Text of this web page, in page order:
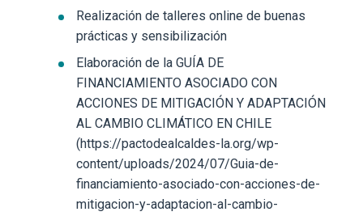
Realización de talleres online de buenas
prácticas y sensibilización
Elaboración de la GUÍA DE
FINANCIAMIENTO ASOCIADO CON
ACCIONES DE MITIGACIÓN Y ADAPTACIÓN
AL CAMBIO CLIMÁTICO EN CHILE
(https://pactodealcaldes-la.org/wp-
content/uploads/2024/07/Guia-de-
financiamiento-asociado-con-acciones-de-
mitigacion-y-adaptacion-al-cambio-